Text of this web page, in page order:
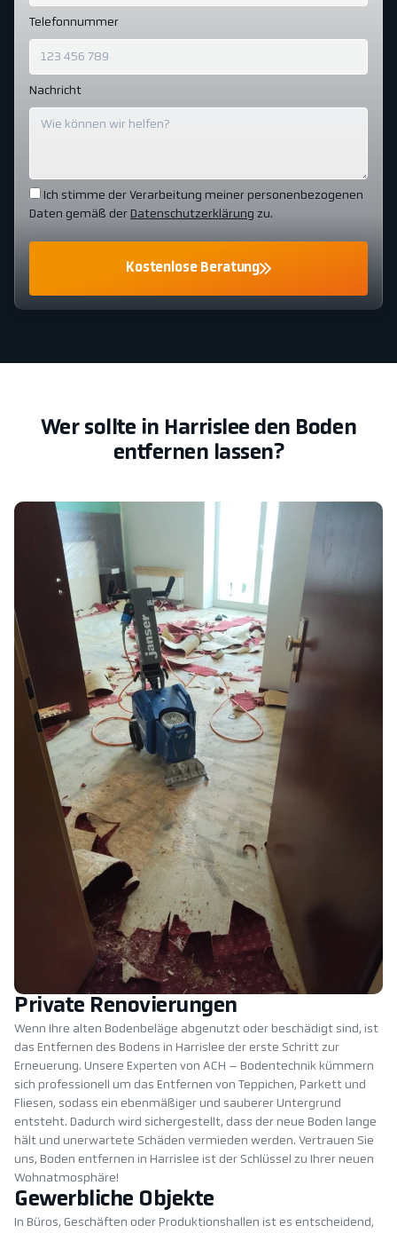
Telefonnummer
Nachricht
Ich stimme der Verarbeitung meiner personenbezogenen
Daten gemäß der Datenschutzerklärung zu.
Kostenlose Beratung
Wer sollte in Harrislee den Boden
entfernen lassen?
Private Renovierungen
Wenn Ihre alten Bodenbeläge abgenutzt oder beschädigt sind, ist
das Entfernen des Bodens in Harrislee der erste Schritt zur
Erneuerung. Unsere Experten von ACH – Bodentechnik kümmern
sich professionell um das Entfernen von Teppichen, Parkett und
Fliesen, sodass ein ebenmäßiger und sauberer Untergrund
entsteht. Dadurch wird sichergestellt, dass der neue Boden lange
hält und unerwartete Schäden vermieden werden. Vertrauen Sie
uns, Boden entfernen in Harrislee ist der Schlüssel zu Ihrer neuen
Wohnatmosphäre!
Gewerbliche Objekte
In Büros, Geschäften oder Produktionshallen ist es entscheidend,